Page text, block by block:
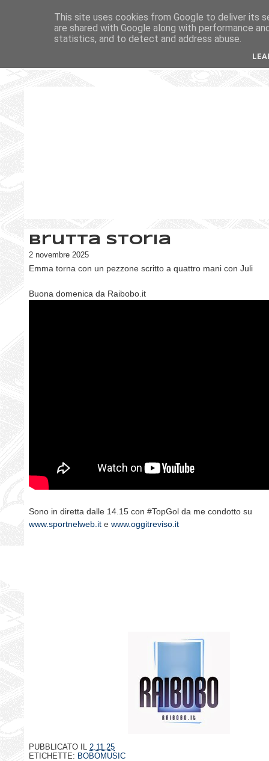
Brutta storia
2 novembre 2025
Emma torna con un pezzone scritto a quattro mani con Juli
Buona domenica da Raibobo.it
Sono in diretta dalle 14.15 con #TopGol da me condotto su
www.sportnelweb.it e www.oggitreviso.it
PUBBLICATO IL 2.11.25
ETICHETTE: BOBOMUSIC
This site uses cookies from Google to deliver its
are shared with Google along with performance
statistics, and to detect and address abuse.